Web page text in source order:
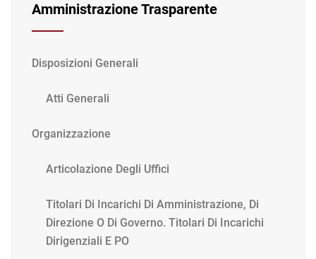
Amministrazione Trasparente
Disposizioni Generali
Atti Generali
Organizzazione
Articolazione Degli Uffici
Titolari Di Incarichi Di Amministrazione, Di
Direzione O Di Governo. Titolari Di Incarichi
Dirigenziali E PO